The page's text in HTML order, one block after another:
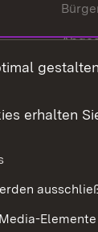
erhalten